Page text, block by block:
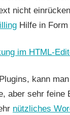
nicht
Hilfe in Form
kann
aber sehr feine
nützliches